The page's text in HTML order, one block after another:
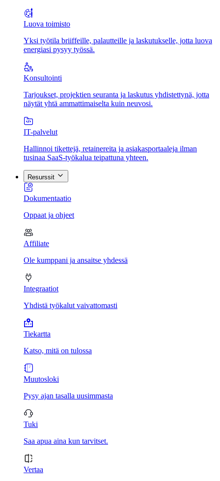
Luova toimisto
Yksi työtila briiffeille, palautteille ja laskutukselle, jotta luova
energiasi pysyy työssä.
Konsultointi
Tarjoukset, projektien seuranta ja laskutus yhdistettynä, jotta
näytät yhtä ammattimaiselta kuin neuvosi.
IT-palvelut
Hallinnoi tikettejä, retainereita ja asiakasportaaleja ilman
tusinaa SaaS-työkalua teipattuna yhteen.
Resurssit
Dokumentaatio
Oppaat ja ohjeet
Affiliate
Ole kumppani ja ansaitse yhdessä
Integraatiot
Yhdistä työkalut vaivattomasti
Tiekartta
Katso, mitä on tulossa
Muutosloki
Pysy ajan tasalla uusimmasta
Tuki
Saa apua aina kun tarvitset.
Vertaa